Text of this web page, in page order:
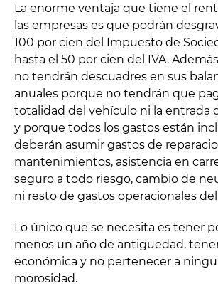
La enorme ventaja que tiene el
las empresas es que podrán
100 por cien del Impuesto de
hasta el 50 por cien del IVA.
no tendrán descuadres en sus
anuales porque no tendrán que
totalidad del vehículo ni la entrada
y porque todos los gastos están
deberán asumir gastos de
mantenimientos, asistencia en
seguro a todo riesgo, cambio de
ni resto de gastos operacionales
Lo único que se necesita es tener
menos un año de antigüedad,
económica y no pertenecer a
morosidad.